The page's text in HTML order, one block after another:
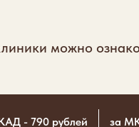
можно
- 790 рублей за